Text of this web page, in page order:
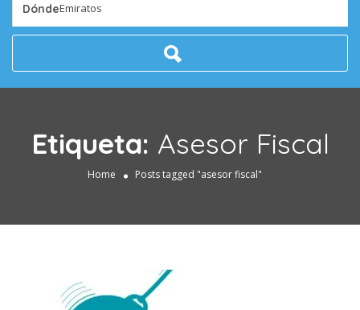
DóndeEmiratos
Etiqueta: Asesor Fiscal
Home Posts tagged "asesor fiscal"